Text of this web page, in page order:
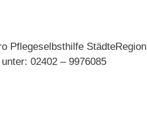
Pflegeselbsthilfe StädteRegion
02402 – 9976085